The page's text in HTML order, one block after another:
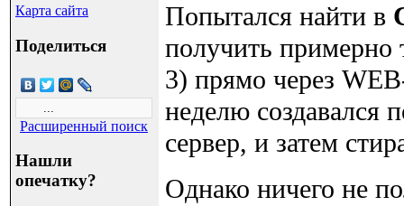
Карта сайта
Поделиться
Расширенный поиск
Нашли
опечатку?
Попытался найти в
получить примерно
3) прямо через
неделю создавался
сервер, и затем
Однако ничего не